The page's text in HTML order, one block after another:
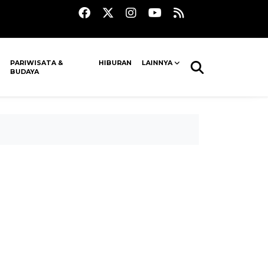
PARIWISATA &
BUDAYA
HIBURAN LAINNYA